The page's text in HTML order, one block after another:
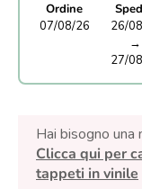
Ordine
07/08/26
26/
→
27/
Hai bisogno una
Clicca qui per
tappeti in vinile